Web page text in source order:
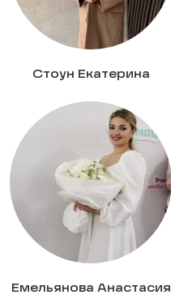
Стоун Екатерина
Емельянова Анастасия